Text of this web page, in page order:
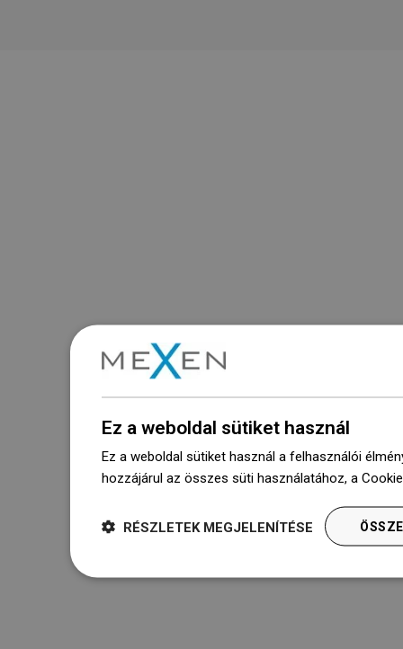
Ez a weboldal sütiket használ
Ez a weboldal sütiket használ a felhasználói
hozzájárul az összes süti használatához, a
RÉSZLETEK MEGJELENÍTÉSE